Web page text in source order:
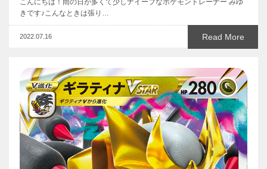
こんにちは！雨の日が多くて少しナイーブなポケモントレーナー みゆ
きです♪こんなときは張り…
Read More
2022.07.16